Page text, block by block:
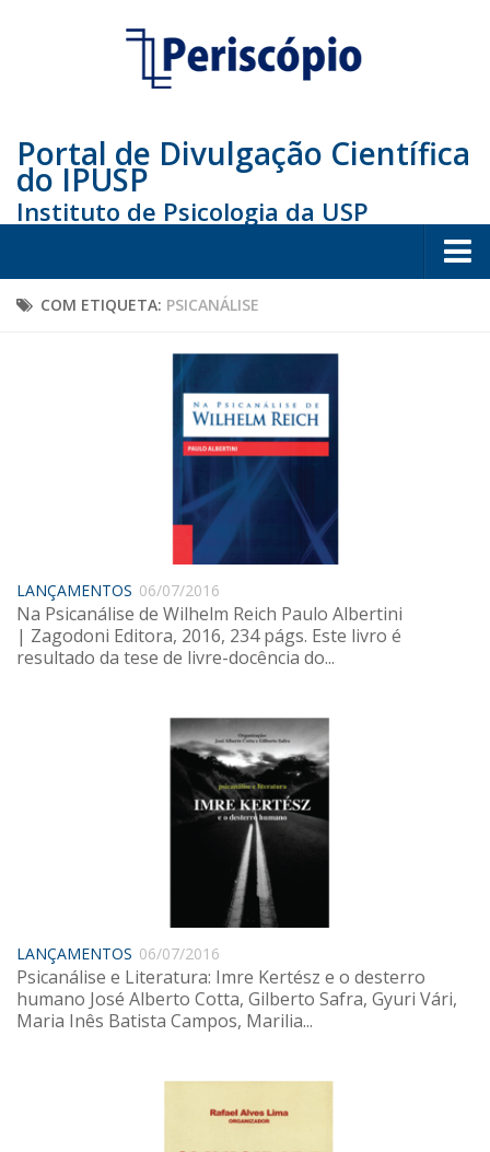
Portal de Divulgação Científica
do IPUSP
Instituto de Psicologia da USP
Home
Mural do IP
Perfil
Commentor
Transtorno do Espectro Autista
Quem somos
Sobre o Portal
COM ETIQUETA: PSICANÁLISE
LANÇAMENTOS 06/07/2016
Na Psicanálise de Wilhelm Reich Paulo Albertini
| Zagodoni Editora, 2016, 234 págs. Este livro é
resultado da tese de livre-docência do...
LANÇAMENTOS 06/07/2016
Psicanálise e Literatura: Imre Kertész e o desterro
humano José Alberto Cotta, Gilberto Safra, Gyuri Vári,
Maria Inês Batista Campos, Marilia...